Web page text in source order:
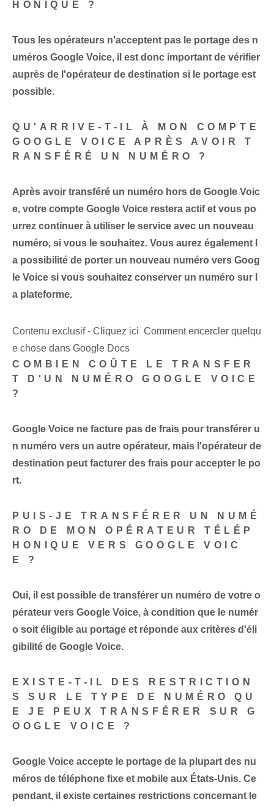
HONIQUE ?
Tous les opérateurs n'acceptent pas le portage des n
uméros Google Voice, il est donc important de vérifier
auprès de l'opérateur de destination si le portage est
possible.
QU'ARRIVE-T-IL À MON COMPTE
GOOGLE VOICE APRÈS AVOIR T
RANSFÉRÉ UN NUMÉRO ?
Après avoir transféré un numéro hors de Google Voic
e, votre compte Google Voice restera actif et vous po
urrez continuer à utiliser le service avec un nouveau
numéro, si vous le souhaitez. Vous aurez également l
a possibilité de porter un nouveau numéro vers Goog
le Voice si vous souhaitez conserver un numéro sur l
a plateforme.
Contenu exclusif - Cliquez ici Comment encercler quelqu
e chose dans Google Docs
COMBIEN COÛTE LE TRANSFER
T D'UN NUMÉRO GOOGLE VOICE
?
Google Voice ne facture pas de frais pour transférer u
n numéro vers un autre opérateur, mais l'opérateur de
destination peut facturer des frais pour accepter le po
rt.
PUIS-JE TRANSFÉRER UN NUMÉ
RO DE MON OPÉRATEUR TÉLÉP
HONIQUE VERS GOOGLE VOIC
E ?
Oui, il est possible de transférer un numéro de votre o
pérateur vers Google Voice, à condition que le numér
o soit éligible au portage et réponde aux critères d'éli
gibilité de Google Voice.
EXISTE-T-IL DES RESTRICTION
S SUR LE TYPE DE NUMÉRO QU
E JE PEUX TRANSFÉRER SUR G
OOGLE VOICE ?
Google Voice accepte le portage de la plupart des nu
méros de téléphone fixe et mobile aux États-Unis. Ce
pendant, il existe certaines restrictions concernant le